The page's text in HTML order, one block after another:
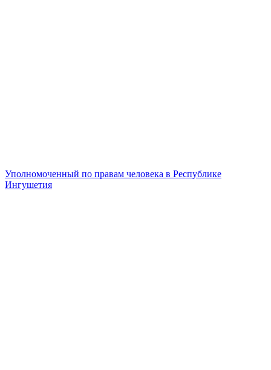
Уполномоченный по правам человека в Республике
Ингушетия